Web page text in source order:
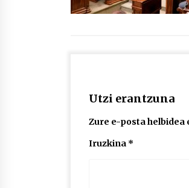
Utzi erantzuna
Zure e-posta helbidea
Iruzkina *